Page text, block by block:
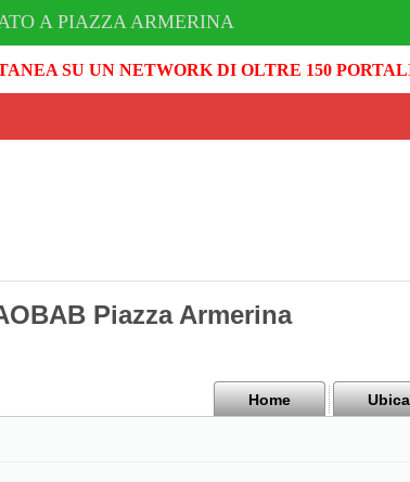
A PIAZZA ARMERINA
SU UN NETWORK DI OLTRE 150
Piazza Armerina
Home